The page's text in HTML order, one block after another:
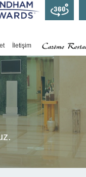
İletişim